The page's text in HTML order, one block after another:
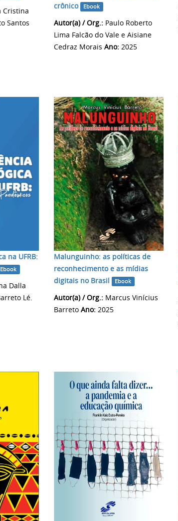
Cristina
Santos
crônico
Ebook
Autor(a) / Org.: Paulo Roberto
Lima Falcão do Vale e Aisiane
Cedraz Morais Ano: 2025
na UFRB:
Ebook
Dalla
Lé.
Malunguinho: as políticas de
reconhecimento e as mídias
digitais no Brasil
Ebook
Autor(a) / Org.: Marcus Vinícius
Barreto Ano: 2025